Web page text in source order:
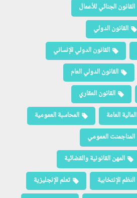
القانون الجنائي للأعمال
القانون الدولي
القانون الدولي الإنساني
القانون الدولي العام
القانون العقاري
المالية العامة
المحاسبة العمومية
المناجمنت العمومي
المهن القانونية والقضائية
النظم الإنتخابية
تعلم الإنجليزية